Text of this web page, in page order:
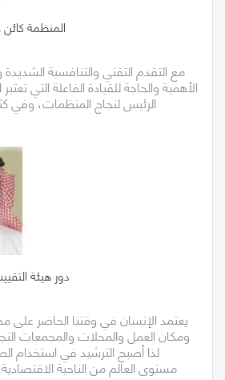
المنظمة
مع التقدم التقني والتنافسية الشديدة
الأهمية والحاجة للقيادة الفاعلة التي
الرئيس لنجاح المنظمات، وفي
دور هيئة
يعتمد الإنسان في وقتنا الحاضر على
ومكان العمل والمحلات والمجمعات
لذا أصبح الترشيد في استخدام
مستوى العالم من الناحية